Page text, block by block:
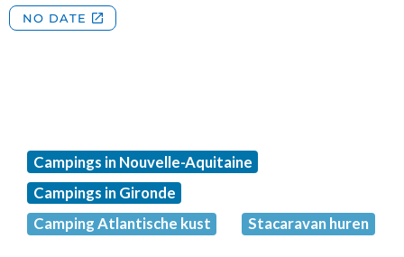
Campings in Nouvelle-Aquitaine
Campings in Gironde
Camping Atlantische kust
Stacaravan huren